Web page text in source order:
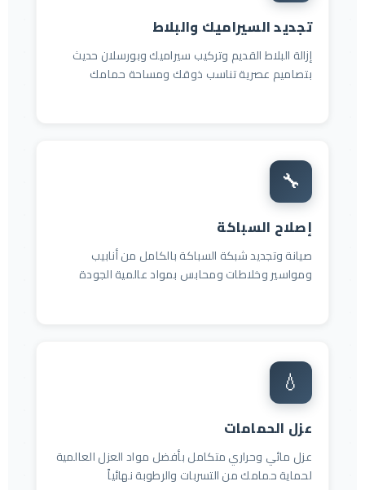
تجديد السيراميك والبلاط
إزالة البلاط القديم وتركيب سيراميك وبورسلان حديث
بتصاميم عصرية تناسب ذوقك ومساحة حمامك
🔧
إصلاح السباكة
صيانة وتجديد شبكة السباكة بالكامل من أنابيب
ومواسير وخلاطات ومحابس بمواد عالمية الجودة
💧
عزل الحمامات
عزل مائي وحراري متكامل بأفضل مواد العزل العالمية
لحماية حمامك من التسربات والرطوبة نهائياً